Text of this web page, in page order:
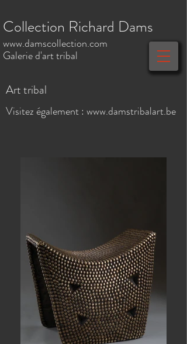
Collection Richard Dams
www.damscollection.com
Galerie d'art tribal
Art tribal
Visitez également : www.damstribalart.be